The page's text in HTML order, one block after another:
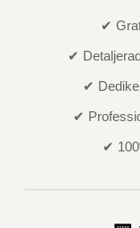
✔
✔
✔
✔
✔